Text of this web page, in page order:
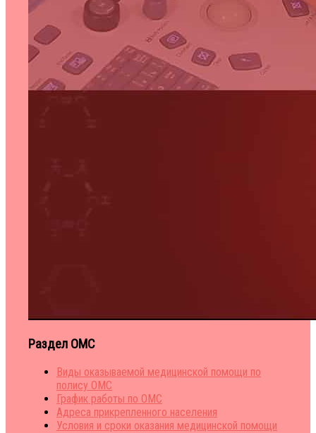
Раздел ОМС
Виды оказываемой медицинской помощи по
полису ОМС
График работы по ОМС
Адреса прикрепленного населения
Условия и сроки оказания медицинской помощи